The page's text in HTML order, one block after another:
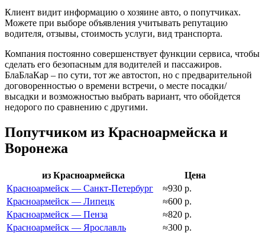
Клиент видит информацию о хозяине авто, о попутчиках.
Можете при выборе объявления учитывать репутацию
водителя, отзывы, стоимость услуги, вид транспорта.
Компания постоянно совершенствует функции сервиса, чтобы
сделать его безопасным для водителей и пассажиров.
БлаБлаКар – по сути, тот же автостоп, но с предварительной
договоренностью о времени встречи, о месте посадки/
высадки и возможностью выбрать вариант, что обойдется
недорого по сравнению с другими.
Попутчиком из Красноармейска и
Воронежа
из Красноармейска
Цена
Красноармейск — Санкт-Петербург
≈930 р.
Красноармейск — Липецк
≈600 р.
Красноармейск — Пенза
≈820 р.
Красноармейск — Ярославль
≈300 р.